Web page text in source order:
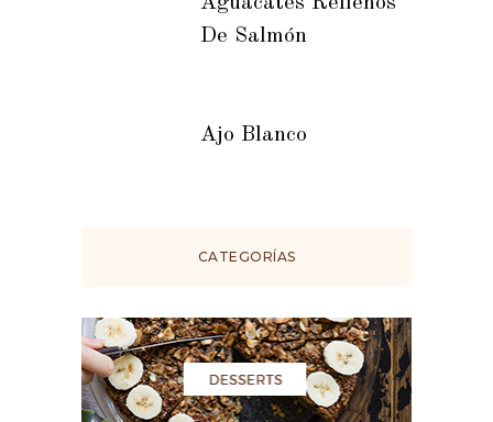
De Salmón
Ajo Blanco
CATEGORÍAS